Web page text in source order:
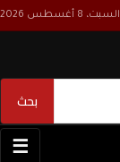
السبت، 8 أغسطس 2026
بحث
☰